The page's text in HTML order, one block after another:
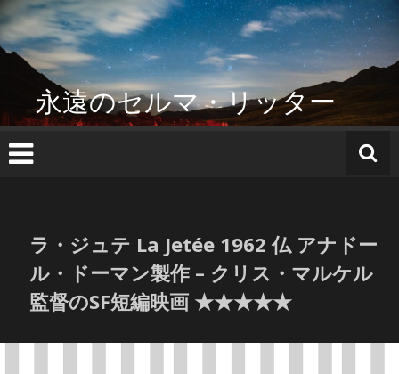
コ
ン
テ
へ
ス
キ
永遠のセルマ・リッター
ラ・ジュテ La Jetée 1962 仏 アナドー
ル・ドーマン製作 – クリス・マルケル
監督のSF短編映画 ★★★★★